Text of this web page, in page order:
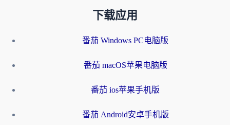
下载应用
番茄 Windows PC电脑版
番茄 macOS苹果电脑版
番茄 ios苹果手机版
番茄 Android安卓手机版